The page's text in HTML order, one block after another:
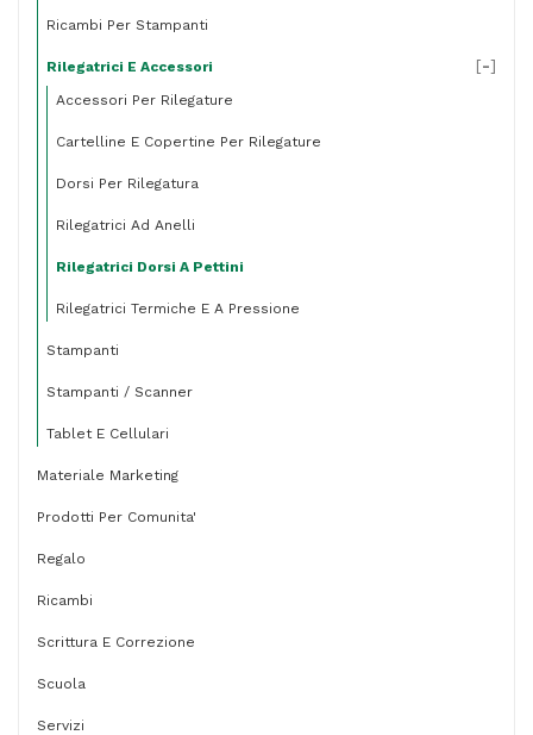
Ricambi Per Stampanti
Rilegatrici E Accessori
Accessori Per Rilegature
Cartelline E Copertine Per Rilegature
Dorsi Per Rilegatura
Rilegatrici Ad Anelli
Rilegatrici Dorsi A Pettini
Rilegatrici Termiche E A Pressione
[-]
Stampanti
Stampanti / Scanner
Tablet E Cellulari
Materiale Marketing
Prodotti Per Comunita'
Regalo
Ricambi
Scrittura E Correzione
Scuola
Servizi